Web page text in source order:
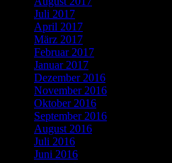
Juli 2017
April 2017
März 2017
Februar 2017
Januar 2017
Dezember 2016
November 2016
Oktober 2016
September 2016
August 2016
Juli 2016
Juni 2016